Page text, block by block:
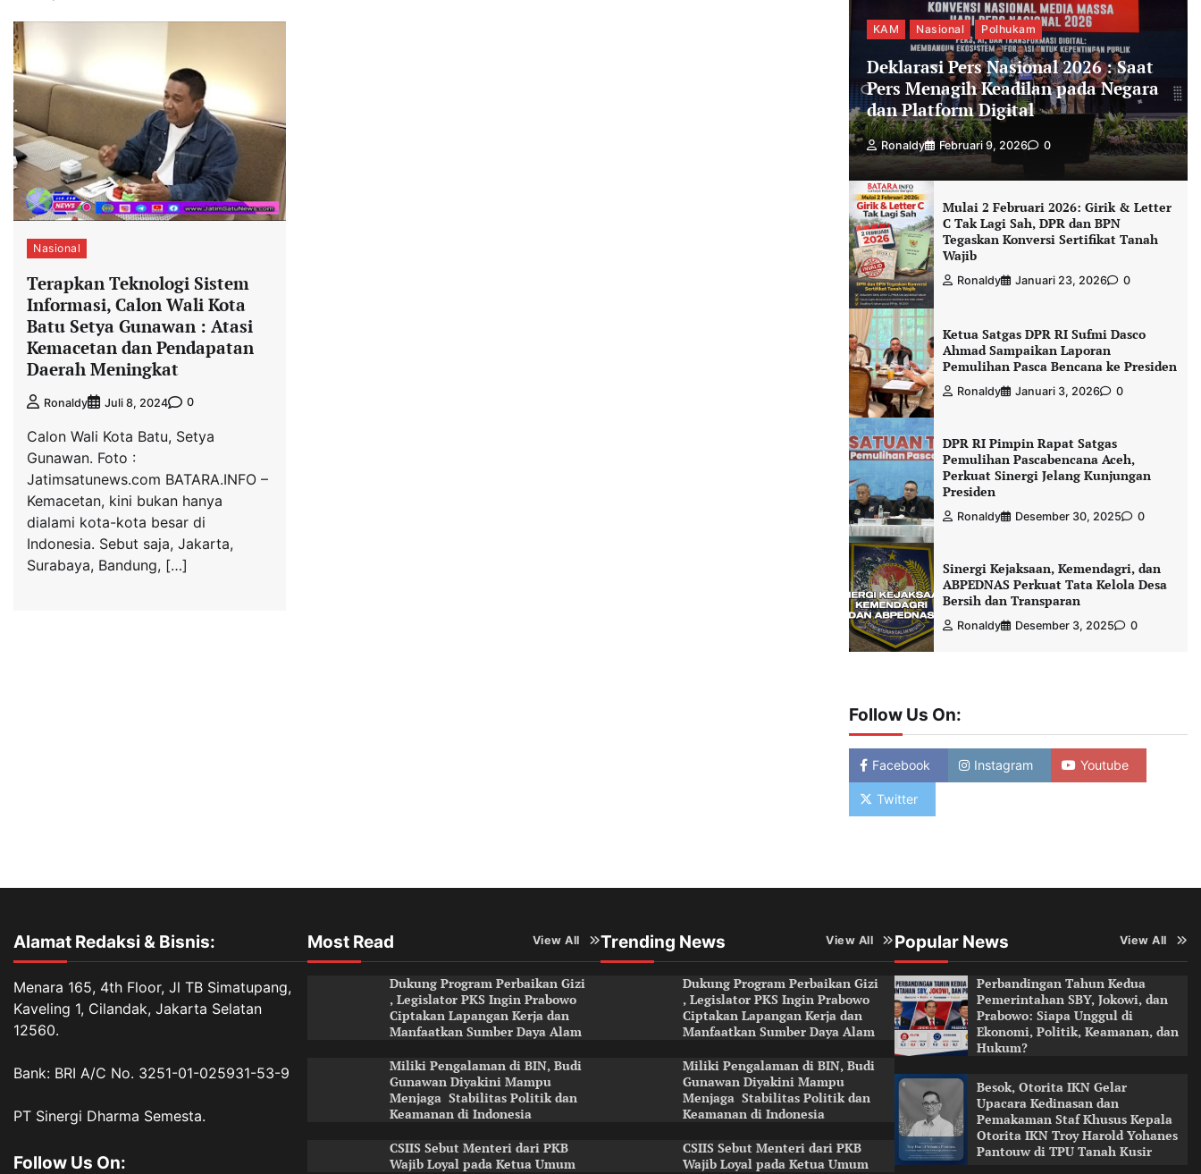
Nasional
Terapkan Teknologi Sistem
Informasi, Calon Wali Kota
Batu Setya Gunawan : Atasi
Kemacetan dan Pendapatan
Daerah Meningkat
Ronaldy Juli 8, 2024 0
Calon Wali Kota Batu, Setya
Gunawan. Foto :
Jatimsatunews.com BATARA.INFO –
Kemacetan, kini bukan hanya
dialami kota-kota besar di
Indonesia. Sebut saja, Jakarta,
Surabaya, Bandung, […]
KAM Nasional Polhukam
Deklarasi Pers Nasional 2026 : Saat
Pers Menagih Keadilan pada Negara
dan Platform Digital
Ronaldy Februari 9, 2026 0
Mulai 2 Februari 2026: Girik & Letter
C Tak Lagi Sah, DPR dan BPN
Tegaskan Konversi Sertifikat Tanah
Wajib
Ronaldy Januari 23, 2026 0
Ketua Satgas DPR RI Sufmi Dasco
Ahmad Sampaikan Laporan
Pemulihan Pasca Bencana ke Presiden
Ronaldy Januari 3, 2026 0
DPR RI Pimpin Rapat Satgas
Pemulihan Pascabencana Aceh,
Perkuat Sinergi Jelang Kunjungan
Presiden
Ronaldy Desember 30, 2025 0
Sinergi Kejaksaan, Kemendagri, dan
ABPEDNAS Perkuat Tata Kelola Desa
Bersih dan Transparan
Ronaldy Desember 3, 2025 0
Follow Us On:
Facebook Instagram Youtube
Twitter
Alamat Redaksi & Bisnis:
Menara 165, 4th Floor, Jl TB Simatupang,
Kaveling 1, Cilandak, Jakarta Selatan
12560.
Bank: BRI A/C No. 3251-01-025931-53-9
PT Sinergi Dharma Semesta.
Follow Us On:
Most Read View All
Dukung Program Perbaikan Gizi
, Legislator PKS Ingin Prabowo
Ciptakan Lapangan Kerja dan
Manfaatkan Sumber Daya Alam
Miliki Pengalaman di BIN, Budi
Gunawan Diyakini Mampu
Menjaga Stabilitas Politik dan
Keamanan di Indonesia
CSIIS Sebut Menteri dari PKB
Wajib Loyal pada Ketua Umum
Trending News View All
Dukung Program Perbaikan Gizi
, Legislator PKS Ingin Prabowo
Ciptakan Lapangan Kerja dan
Manfaatkan Sumber Daya Alam
Miliki Pengalaman di BIN, Budi
Gunawan Diyakini Mampu
Menjaga Stabilitas Politik dan
Keamanan di Indonesia
CSIIS Sebut Menteri dari PKB
Wajib Loyal pada Ketua Umum
Popular News View All
Perbandingan Tahun Kedua
Pemerintahan SBY, Jokowi, dan
Prabowo: Siapa Unggul di
Ekonomi, Politik, Keamanan, dan
Hukum?
Besok, Otorita IKN Gelar
Upacara Kedinasan dan
Pemakaman Staf Khusus Kepala
Otorita IKN Troy Harold Yohanes
Pantouw di TPU Tanah Kusir